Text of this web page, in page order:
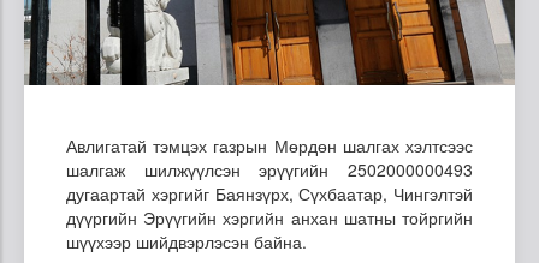
Авлигатай тэмцэх газрын Мөрдөн шалгах хэлтсээс
шалгаж шилжүүлсэн эрүүгийн 2502000000493
дугаартай хэргийг Баянзүрх, Сүхбаатар, Чингэлтэй
дүүргийн Эрүүгийн хэргийн анхан шатны тойргийн
шүүхээр шийдвэрлэсэн байна.